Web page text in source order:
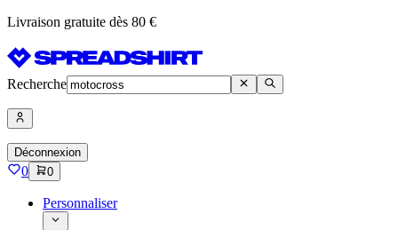
Livraison gratuite dès 80 €
Recherche
Déconnexion
0 0
Personnaliser